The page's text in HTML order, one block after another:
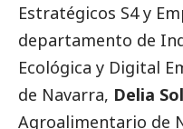
Estratégicos S4 y
departamento de
Ecológica y Digital
de Navarra, Delia
Agroalimentario de